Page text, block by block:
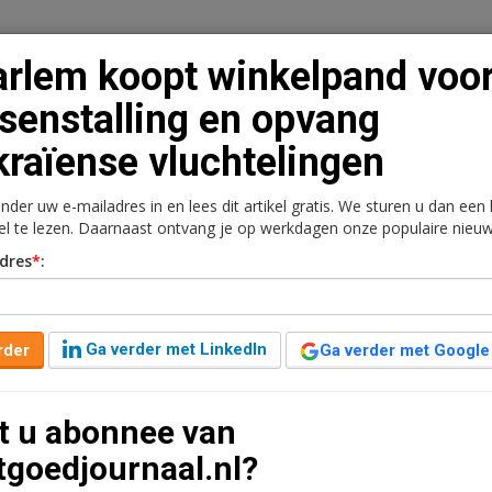
Vacaturebank Contact Abonnementen
Kantoren Retail Logistiek Juridisch | Fiscaal
voor fietsenstalling
vluchtelingen
30-32 gekocht. De winkel van de
een kelder, begane grond, eerste- en tweede
koopt winkelpand
en opvang
vluchtelingen
uw e-mailadres in en lees dit artikel gratis. We sturen u dan een
te lezen. Daarnaast ontvang je op werkdagen onze populaire
*:
Ga verder met LinkedIn Ga verder met Google
u abonnee van